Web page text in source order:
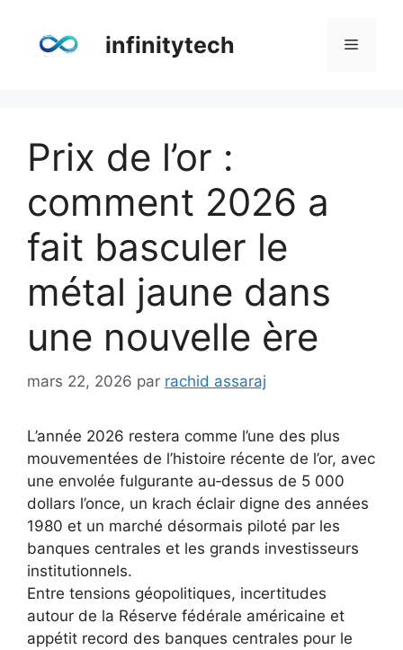
contenu
infinitytech Menu
Prix de l’or :
comment 2026 a
fait basculer le
métal jaune dans
une nouvelle ère
mars 22, 2026 par rachid assaraj
L’année 2026 restera comme l’une des plus
mouvementées de l’histoire récente de l’or, avec
une envolée fulgurante au‑dessus de 5 000
dollars l’once, un krach éclair digne des années
1980 et un marché désormais piloté par les
banques centrales et les grands investisseurs
institutionnels.
Entre tensions géopolitiques, incertitudes
autour de la Réserve fédérale américaine et
appétit record des banques centrales pour le